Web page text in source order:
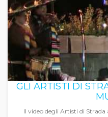
GLI ARTISTI DI
Il video degli Artisti di Strada